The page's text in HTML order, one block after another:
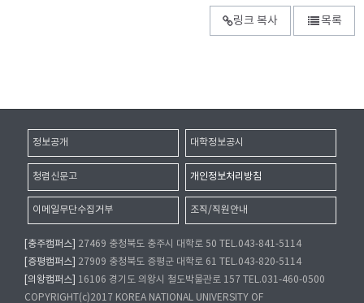
링크 복사 목록
정보공개 대학정보공시
청렴신문고 개인정보처리방침
이메일무단수집거부 조직/직원안내
[충주캠퍼스]
27469 충청북도 충주시 대학로 50 TEL.043-841-5114
[증평캠퍼스]
27909 충청북도 증평군 대학로 61 TEL.043-820-5114
[의왕캠퍼스]
16106 경기도 의왕시 철도박물관로 157 TEL.031-460-0500
COPYRIGHT(c)2017 KOREA NATIONAL UNIVERSITY OF